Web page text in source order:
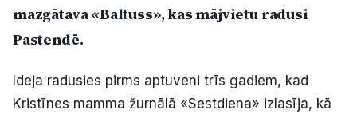
Ziņo redakcijai
Facebook Instagram YouTube
mazgātava «Baltuss», kas mājvietu radusi
Pastendē.
Ideja radusies pirms aptuveni trīs gadiem, kad
Kristīnes mamma žurnālā «Sestdiena» izlasīja, kā